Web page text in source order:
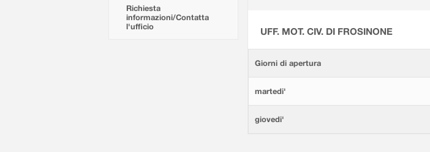
Richiesta
informazioni/Contatta
l'ufficio
UFF. MOT. CIV. DI FROSINONE
Giorni di apertura
martedi'
giovedi'